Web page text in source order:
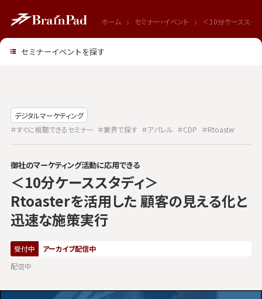
ホーム セミナー・イベント ＜10分ケーススタ
デジタルマーケティング
＃すぐに視聴できるセミナー ＃業界で探す ＃アパレル ＃CDP ＃Rtoaster
御社のマーケティング活動に応用できる
＜10分ケーススタディ＞
Rtoasterを活用した 顧客の見える化と
迅速な施策実行
受付中
アーカイブ配信中
配信中
セミナーイベントを探す